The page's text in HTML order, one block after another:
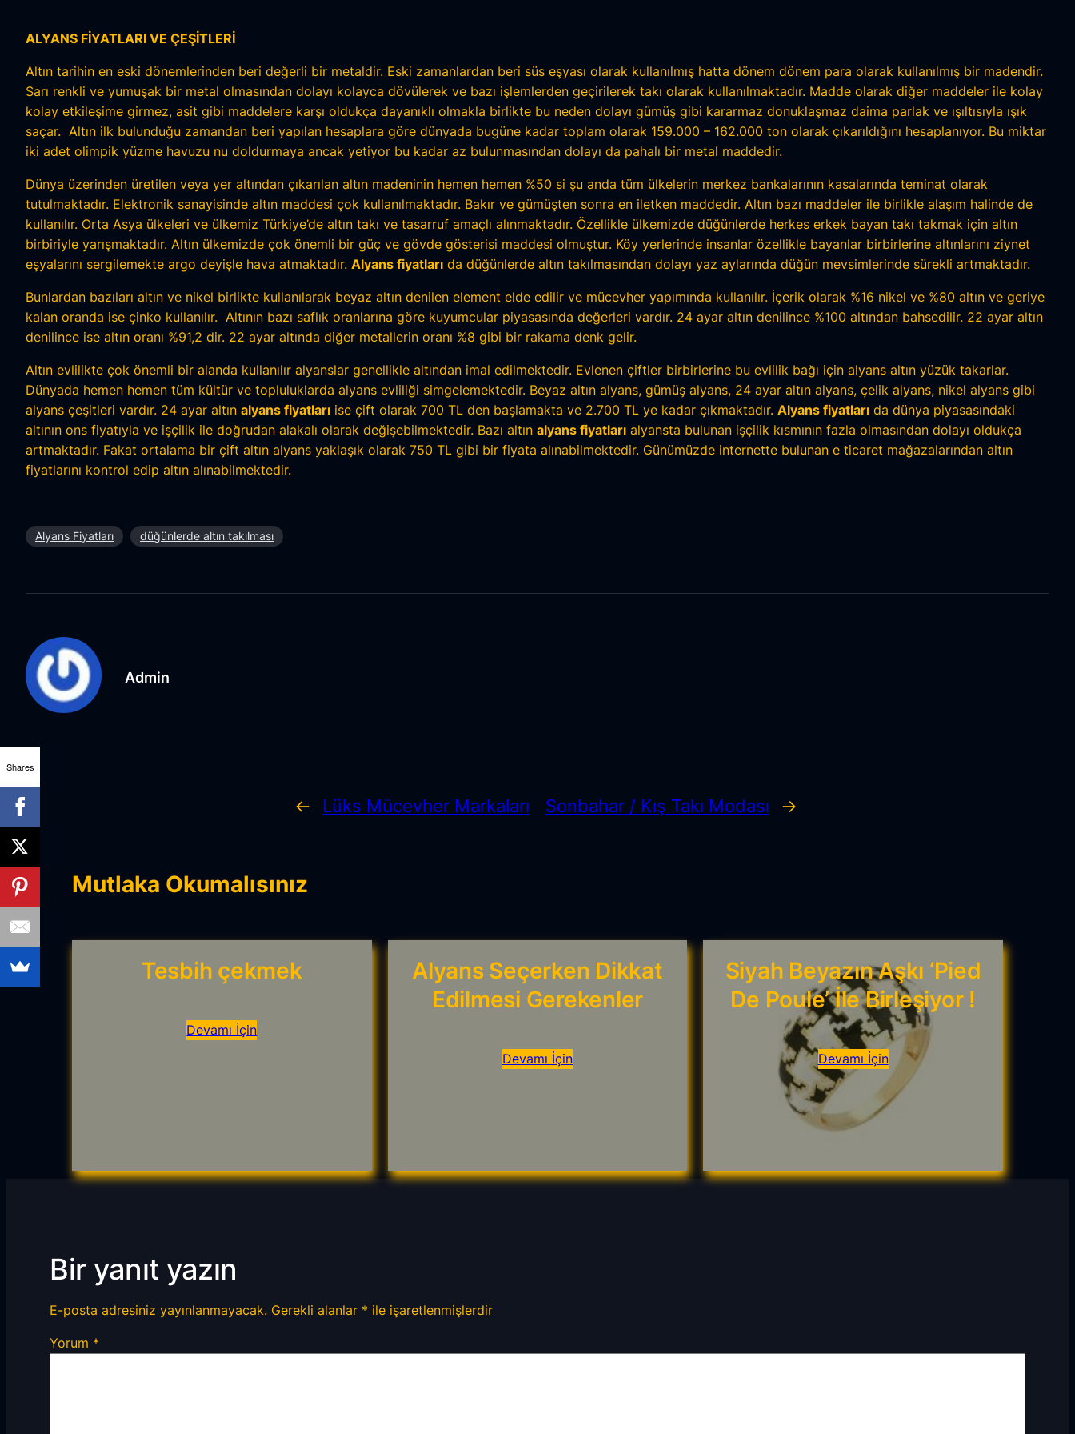
ALYANS FİYATLARI VE ÇEŞİTLERİ
Altın tarihin en eski dönemlerinden beri değerli bir metaldir. Eski zamanlardan beri süs eşyası olarak kullanılmış hatta dönem dönem para olarak kullanılmış bir madendir.
Sarı renkli ve yumuşak bir metal olmasından dolayı kolayca dövülerek ve bazı işlemlerden geçirilerek takı olarak kullanılmaktadır. Madde olarak diğer maddeler ile kolay
kolay etkileşime girmez, asit gibi maddelere karşı oldukça dayanıklı olmakla birlikte bu neden dolayı gümüş gibi kararmaz donuklaşmaz daima parlak ve ışıltısıyla ışık
saçar. Altın ilk bulunduğu zamandan beri yapılan hesaplara göre dünyada bugüne kadar toplam olarak 159.000 – 162.000 ton olarak çıkarıldığını hesaplanıyor. Bu miktar
iki adet olimpik yüzme havuzu nu doldurmaya ancak yetiyor bu kadar az bulunmasından dolayı da pahalı bir metal maddedir.
Dünya üzerinden üretilen veya yer altından çıkarılan altın madeninin hemen hemen %50 si şu anda tüm ülkelerin merkez bankalarının kasalarında teminat olarak
tutulmaktadır. Elektronik sanayisinde altın maddesi çok kullanılmaktadır. Bakır ve gümüşten sonra en iletken maddedir. Altın bazı maddeler ile birlikle alaşım halinde de
kullanılır. Orta Asya ülkeleri ve ülkemiz Türkiye’de altın takı ve tasarruf amaçlı alınmaktadır. Özellikle ülkemizde düğünlerde herkes erkek bayan takı takmak için altın
birbiriyle yarışmaktadır. Altın ülkemizde çok önemli bir güç ve gövde gösterisi maddesi olmuştur. Köy yerlerinde insanlar özellikle bayanlar birbirlerine altınlarını ziynet
eşyalarını sergilemekte argo deyişle hava atmaktadır. Alyans fiyatları da düğünlerde altın takılmasından dolayı yaz aylarında düğün mevsimlerinde sürekli artmaktadır.
Bunlardan bazıları altın ve nikel birlikte kullanılarak beyaz altın denilen element elde edilir ve mücevher yapımında kullanılır. İçerik olarak %16 nikel ve %80 altın ve geriye
kalan oranda ise çinko kullanılır. Altının bazı saflık oranlarına göre kuyumcular piyasasında değerleri vardır. 24 ayar altın denilince %100 altından bahsedilir. 22 ayar altın
denilince ise altın oranı %91,2 dir. 22 ayar altında diğer metallerin oranı %8 gibi bir rakama denk gelir.
Altın evlilikte çok önemli bir alanda kullanılır alyanslar genellikle altından imal edilmektedir. Evlenen çiftler birbirlerine bu evlilik bağı için alyans altın yüzük takarlar.
Dünyada hemen hemen tüm kültür ve topluluklarda alyans evliliği simgelemektedir. Beyaz altın alyans, gümüş alyans, 24 ayar altın alyans, çelik alyans, nikel alyans gibi
alyans çeşitleri vardır. 24 ayar altın alyans fiyatları ise çift olarak 700 TL den başlamakta ve 2.700 TL ye kadar çıkmaktadır. Alyans fiyatları da dünya piyasasındaki
altının ons fiyatıyla ve işçilik ile doğrudan alakalı olarak değişebilmektedir. Bazı altın alyans fiyatları alyansta bulunan işçilik kısmının fazla olmasından dolayı oldukça
artmaktadır. Fakat ortalama bir çift altın alyans yaklaşık olarak 750 TL gibi bir fiyata alınabilmektedir. Günümüzde internette bulunan e ticaret mağazalarından altın
fiyatlarını kontrol edip altın alınabilmektedir.
Alyans Fiyatları düğünlerde altın takılması
Admin
← Lüks Mücevher Markaları Sonbahar / Kış Takı Modası →
Mutlaka Okumalısınız
Tesbih çekmek
Devamı İçin
Alyans Seçerken Dikkat
Edilmesi Gerekenler
Devamı İçin
Siyah Beyazın Aşkı ‘Pied
De Poule’ İle Birleşiyor !
Devamı İçin
Bir yanıt yazın
E-posta adresiniz yayınlanmayacak. Gerekli alanlar * ile işaretlenmişlerdir
Yorum *
Shares